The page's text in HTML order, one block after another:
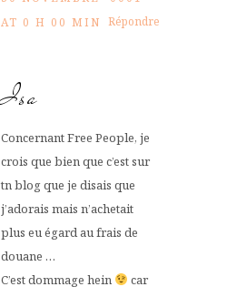
AT 0 H 00 MIN Répondre
Isa
Concernant Free People, je
crois que bien que c’est sur
tn blog que je disais que
j’adorais mais n’achetait
plus eu égard au frais de
douane …
C’est dommage hein
car